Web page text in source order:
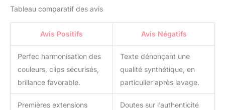
création du style
Tableau comparatif des avis
Avis Positifs Avis Négatifs
Perfec harmonisation des
couleurs, clips sécurisés,
brillance favorable.
Texte dénonçant une
qualité synthétique, en
particulier après lavage.
Premières extensions
Doutes sur l’authenticité